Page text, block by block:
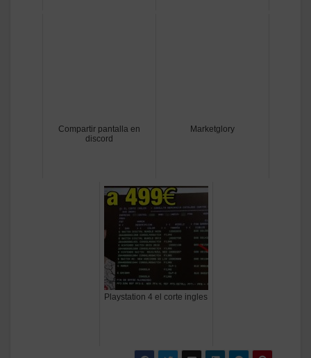
Compartir pantalla en
discord
Marketglory
Playstation 4 el corte ingles